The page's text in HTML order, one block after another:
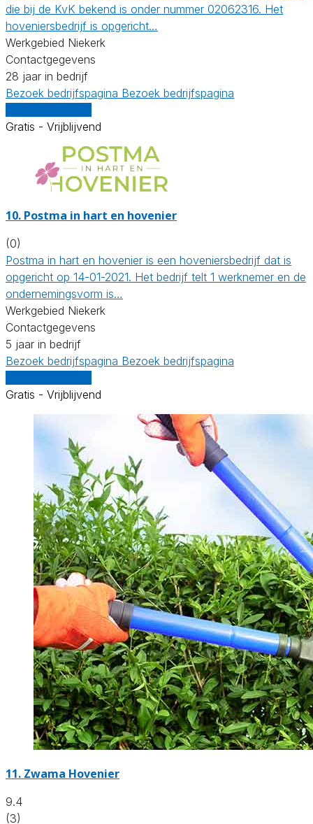
die bij de KvK bekend is onder nummer 02062316. Het
hoveniersbedrijf is opgericht…
Werkgebied Niekerk
Contactgegevens
28 jaar in bedrijf
Bezoek bedrijfspagina Bezoek bedrijfspagina
Gratis - Vrijblijvend
10. Postma in hart en hovenier
(0)
Postma in hart en hovenier is een hoveniersbedrijf dat is
opgericht op 14-01-2021. Het bedrijf telt 1 werknemer en de
ondernemingsvorm is…
Werkgebied Niekerk
Contactgegevens
5 jaar in bedrijf
Bezoek bedrijfspagina Bezoek bedrijfspagina
Gratis - Vrijblijvend
11. Zwama Hovenier
9.4
(3)